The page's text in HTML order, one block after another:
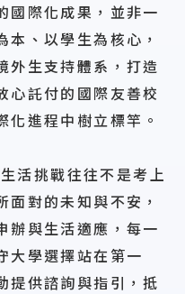
國際化成果，並非一
、以學生為核心，
外生支持體系，打造
心託付的國際友善校
化進程中樹立標竿。
活挑戰往往不是考上
對的未知與不安，
辦與生活適應，每一
大學選擇站在第一
提供諮詢與指引，抵